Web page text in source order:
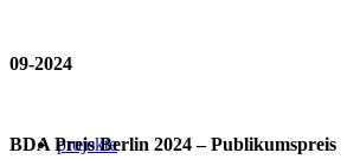
projekte
09-2024
BDA Preis Berlin 2024 – Publikumspreis